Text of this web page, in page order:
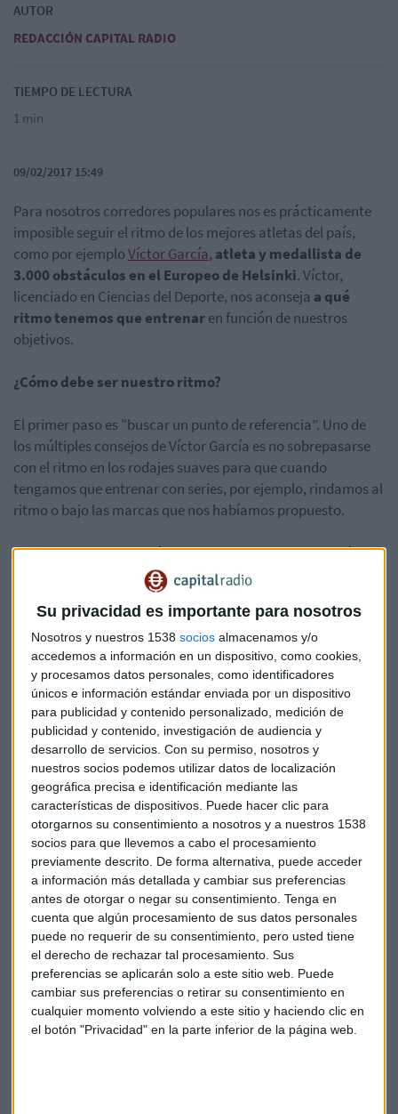
Su privacidad es importante para nosotros
Nosotros y nuestros 1538 socios almacenamos y/o
accedemos a información en un dispositivo, como cookies,
y procesamos datos personales, como identificadores
únicos e información estándar enviada por un dispositivo
para publicidad y contenido personalizado, medición de
publicidad y contenido, investigación de audiencia y
desarrollo de servicios. Con su permiso, nosotros y
nuestros socios podemos utilizar datos de localización
geográfica precisa e identificación mediante las
características de dispositivos. Puede hacer clic para
otorgarnos su consentimiento a nosotros y a nuestros 1538
socios para que llevemos a cabo el procesamiento
previamente descrito. De forma alternativa, puede acceder
a información más detallada y cambiar sus preferencias
antes de otorgar o negar su consentimiento. Tenga en
cuenta que algún procesamiento de sus datos personales
puede no requerir de su consentimiento, pero usted tiene
el derecho de rechazar tal procesamiento. Sus
preferencias se aplicarán solo a este sitio web. Puede
cambiar sus preferencias o retirar su consentimiento en
cualquier momento volviendo a este sitio y haciendo clic en
el botón "Privacidad" en la parte inferior de la página web.
AUTOR
REDACCIÓN CAPITAL RADIO
TIEMPO DE LECTURA
1 min
09/02/2017 15:49
Para nosotros corredores populares nos es prácticamente
imposible seguir el ritmo de los mejores atletas del país,
como por ejemploVíctor García, atleta y medallista de
3.000 obstáculos en el Europeo de Helsinki. Víctor,
licenciado en Ciencias del Deporte, nos aconseja a qué
ritmo tenemos que entrenaren función de nuestros
objetivos.
¿Cómo debe ser nuestro ritmo?
El primer paso es "buscar un punto de referencia”. Uno de
los múltiples consejos de Víctor García es no sobrepasarse
con el ritmo en los rodajes suaves para que cuando
tengamos que entrenar con series, por ejemplo, rindamos al
ritmo o bajo las marcas que nos habíamos propuesto.
ESCUCHA a continuación los consejos de un atleta de élite
como es Víctor García sobre los ritmos en los
entrenamientos paraA tu Ritmo
A tu ritmo Running Ritmos Entrenamiento
Víctor garcía